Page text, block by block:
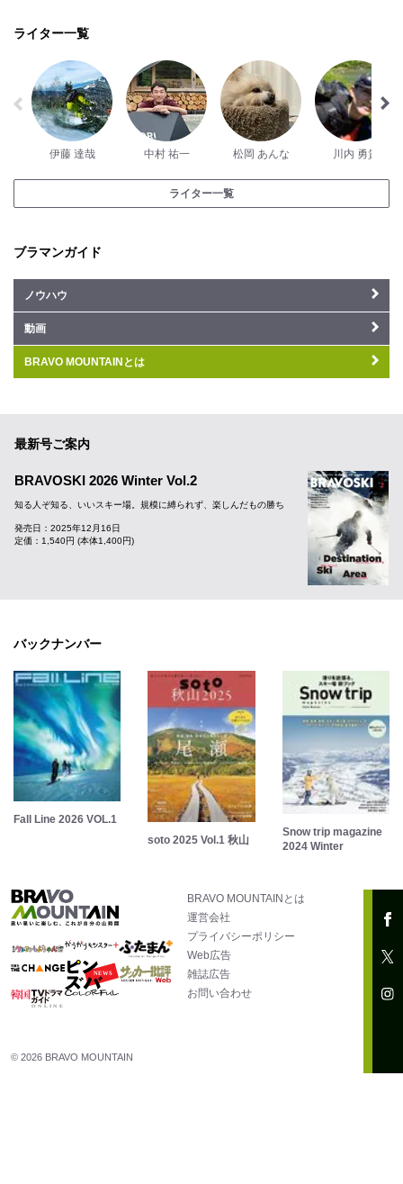
ライター一覧
伊藤 達哉 中村 祐一 松岡 あんな 川内 勇貴
ライター一覧
ブラマンガイド
ノウハウ
動画
BRAVO MOUNTAINとは
最新号ご案内
BRAVOSKI 2026 Winter Vol.2
知る人ぞ知る、いいスキー場。規模に縛られず、楽しんだもの勝ち
発売日：2025年12月16日
定価：1,540円 (本体1,400円)
バックナンバー
Fall Line 2026 VOL.1
soto 2025 Vol.1 秋山
Snow trip magazine
2024 Winter
BRAVO MOUNTAINとは
運営会社
プライバシーポリシー
Web広告
雑誌広告
お問い合わせ
© 2026 BRAVO MOUNTAIN